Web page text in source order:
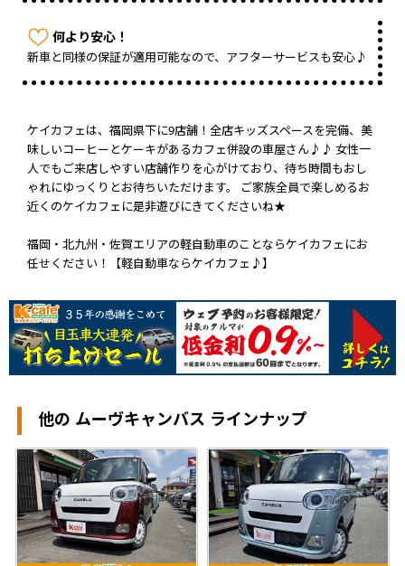
何より安心！
新車と同様の保証が適用可能なので、アフターサービスも安心♪
ケイカフェは、福岡県下に9店舗！全店キッズスペースを完備、美
味しいコーヒーとケーキがあるカフェ併設の車屋さん♪♪ 女性一
人でもご来店しやすい店舗作りを心がけており、待ち時間もおし
ゃれにゆっくりとお待ちいただけます。 ご家族全員で楽しめるお
近くのケイカフェに是非遊びにきてくださいね★
福岡・北九州・佐賀エリアの軽自動車のことならケイカフェにお
任せください！【軽自動車ならケイカフェ♪】
他の ムーヴキャンバス ラインナップ